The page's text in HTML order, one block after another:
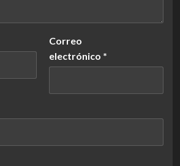
Correo
electrónico *